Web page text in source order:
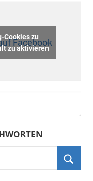
Facebook
Cookies zu
zu aktivieren